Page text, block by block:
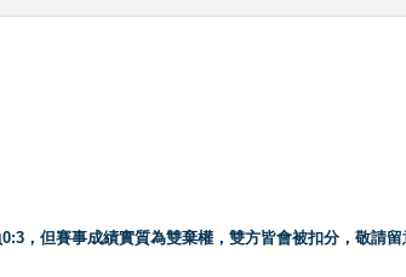
，但賽事成績實質為雙棄權，雙方皆會被扣分，敬請留